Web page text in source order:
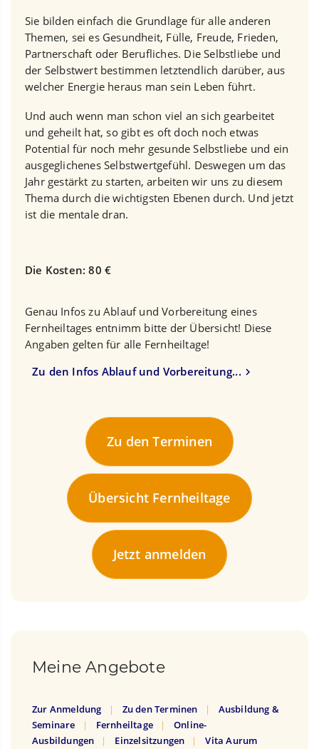
Sie bilden einfach die Grundlage für alle anderen
Themen, sei es Gesundheit, Fülle, Freude, Frieden,
Partnerschaft oder Berufliches. Die Selbstliebe und
der Selbstwert bestimmen letztendlich darüber, aus
welcher Energie heraus man sein Leben führt.
Und auch wenn man schon viel an sich gearbeitet
und geheilt hat, so gibt es oft doch noch etwas
Potential für noch mehr gesunde Selbstliebe und ein
ausgeglichenes Selbstwertgefühl. Deswegen um das
Jahr gestärkt zu starten, arbeiten wir uns zu diesem
Thema durch die wichtigsten Ebenen durch. Und jetzt
ist die mentale dran.
Die Kosten: 80 €
Genau Infos zu Ablauf und Vorbereitung eines
Fernheiltages entnimm bitte der Übersicht! Diese
Angaben gelten für alle Fernheiltage!
Zu den Infos Ablauf und Vorbereitung...
Zu den Terminen
Übersicht Fernheiltage
Jetzt anmelden
Meine Angebote
Zur Anmeldung Zu den Terminen
Ausbildung &
Seminare
Fernheiltage
Online-
Ausbildungen
Einzelsitzungen
Vita Aurum